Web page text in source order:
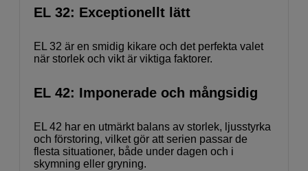
EL 32: Exceptionellt lätt
EL 32 är en smidig kikare och det perfekta valet
när storlek och vikt är viktiga faktorer.
EL 42: Imponerade och mångsidig
EL 42 har en utmärkt balans av storlek, ljusstyrka
och förstoring, vilket gör att serien passar de
flesta situationer, både under dagen och i
skymning eller gryning.